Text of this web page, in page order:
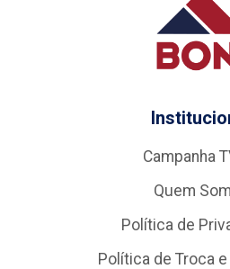
Campanha
Quem
Política de
Política de Troca